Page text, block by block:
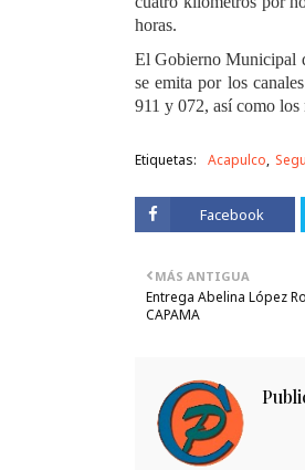
horas.
El Gobierno Municipal
se emita por los
911 y 072, así como
Etiquetas: Acapulco
Facebook
MÁS ANTIGUA
Entrega Abelina López
CAPAMA